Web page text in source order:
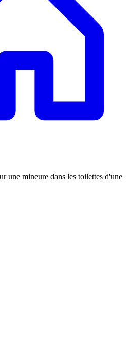
une mineure dans les toilettes d'une